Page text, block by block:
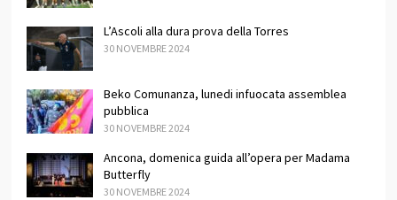
L’Ascoli alla dura prova della Torres
30 NOVEMBRE 2024
Beko Comunanza, lunedi infuocata assemblea
pubblica
30 NOVEMBRE 2024
Ancona, domenica guida all’opera per Madama
Butterfly
30 NOVEMBRE 2024